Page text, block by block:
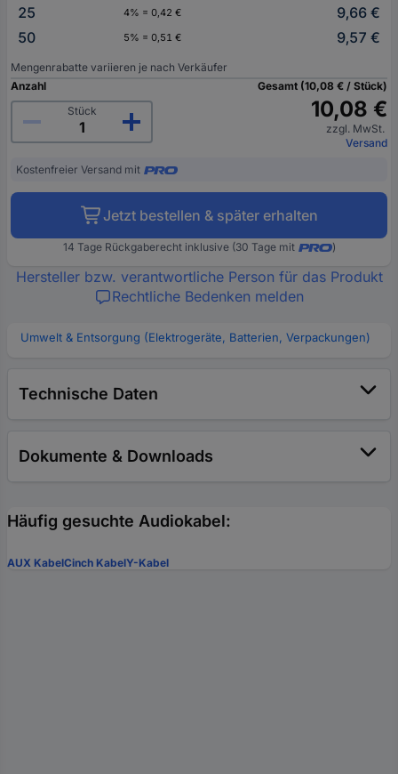
25
4% = 0,42 €
9,66 €
50
5% = 0,51 € 9,57 €
Mengenrabatte variieren je nach Verkäufer
Anzahl
Stück
Gesamt (10,08 € / Stück)
10,08 €
zzgl. MwSt.
Versand
Kostenfreier Versand mit
Jetzt bestellen & später erhalten
14 Tage Rückgaberecht inklusive (30 Tage mit )
Hersteller bzw. verantwortliche Person für das Produkt
Rechtliche Bedenken melden
Umwelt & Entsorgung (Elektrogeräte, Batterien, Verpackungen)
Technische Daten
Dokumente & Downloads
Häufig gesuchte Audiokabel:
AUX KabelCinch KabelY-Kabel